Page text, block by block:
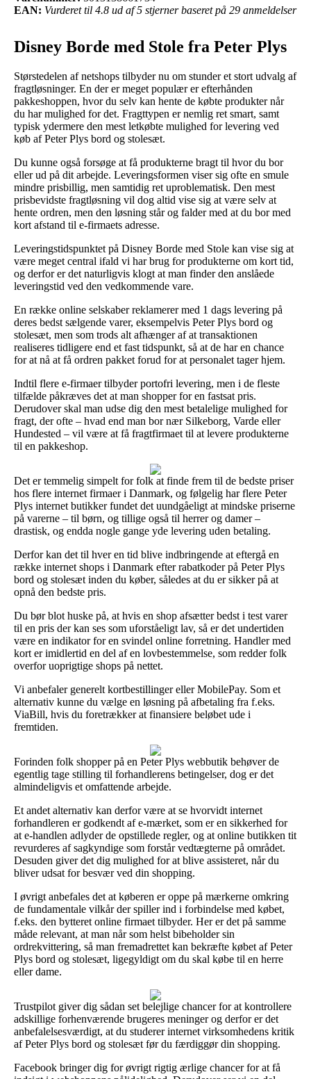
EAN: Vurderet til 4.8 ud af 5 stjerner baseret på 29 anmeldelser
Disney Borde med Stole fra Peter Plys
Størstedelen af netshops tilbyder nu om stunder et stort udvalg af
fragtløsninger. En der er meget populær er efterhånden
pakkeshoppen, hvor du selv kan hente de købte produkter når
du har mulighed for det. Fragttypen er nemlig ret smart, samt
typisk ydermere den mest letkøbte mulighed for levering ved
køb af Peter Plys bord og stolesæt.
Du kunne også forsøge at få produkterne bragt til hvor du bor
eller ud på dit arbejde. Leveringsformen viser sig ofte en smule
mindre prisbillig, men samtidig ret uproblematisk. Den mest
prisbevidste fragtløsning vil dog altid vise sig at være selv at
hente ordren, men den løsning står og falder med at du bor med
kort afstand til e-firmaets adresse.
Leveringstidspunktet på Disney Borde med Stole kan vise sig at
være meget central ifald vi har brug for produkterne om kort tid,
og derfor er det naturligvis klogt at man finder den anslåede
leveringstid ved den vedkommende vare.
En række online selskaber reklamerer med 1 dags levering på
deres bedst sælgende varer, eksempelvis Peter Plys bord og
stolesæt, men som trods alt afhænger af at transaktionen
realiseres tidligere end et fast tidspunkt, så at de har en chance
for at nå at få ordren pakket forud for at personalet tager hjem.
Indtil flere e-firmaer tilbyder portofri levering, men i de fleste
tilfælde påkræves det at man shopper for en fastsat pris.
Derudover skal man udse dig den mest betalelige mulighed for
fragt, der ofte – hvad end man bor nær Silkeborg, Varde eller
Hundested – vil være at få fragtfirmaet til at levere produkterne
til en pakkeshop.
Det er temmelig simpelt for folk at finde frem til de bedste priser
hos flere internet firmaer i Danmark, og følgelig har flere Peter
Plys internet butikker fundet det uundgåeligt at mindske priserne
på varerne – til børn, og tillige også til herrer og damer –
drastisk, og endda nogle gange yde levering uden betaling.
Derfor kan det til hver en tid blive indbringende at eftergå en
række internet shops i Danmark efter rabatkoder på Peter Plys
bord og stolesæt inden du køber, således at du er sikker på at
opnå den bedste pris.
Du bør blot huske på, at hvis en shop afsætter bedst i test varer
til en pris der kan ses som uforståeligt lav, så er det undertiden
være en indikator for en svindel online forretning. Handler med
kort er imidlertid en del af en lovbestemmelse, som redder folk
overfor uoprigtige shops på nettet.
Vi anbefaler generelt kortbestillinger eller MobilePay. Som et
alternativ kunne du vælge en løsning på afbetaling fra f.eks.
ViaBill, hvis du foretrækker at finansiere beløbet ude i
fremtiden.
Forinden folk shopper på en Peter Plys webbutik behøver de
egentlig tage stilling til forhandlerens betingelser, dog er det
almindeligvis et omfattende arbejde.
Et andet alternativ kan derfor være at se hvorvidt internet
forhandleren er godkendt af e-mærket, som er en sikkerhed for
at e-handlen adlyder de opstillede regler, og at online butikken tit
revurderes af sagkyndige som forstår vedtægterne på området.
Desuden giver det dig mulighed for at blive assisteret, når du
bliver udsat for besvær ved din shopping.
I øvrigt anbefales det at køberen er oppe på mærkerne omkring
de fundamentale vilkår der spiller ind i forbindelse med købet,
f.eks. den bytteret online firmaet tilbyder. Her er det på samme
måde relevant, at man når som helst bibeholder sin
ordrekvittering, så man fremadrettet kan bekræfte købet af Peter
Plys bord og stolesæt, ligegyldigt om du skal købe til en herre
eller dame.
Trustpilot giver dig sådan set belejlige chancer for at kontrollere
adskillige forhenværende brugeres meninger og derfor er det
anbefalelsesværdigt, at du studerer internet virksomhedens kritik
af Peter Plys bord og stolesæt før du færdiggør din shopping.
Facebook bringer dig for øvrigt rigtig ærlige chancer for at få